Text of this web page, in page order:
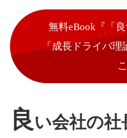
無料eBook『「
「成長ドライバ
良 い会社の